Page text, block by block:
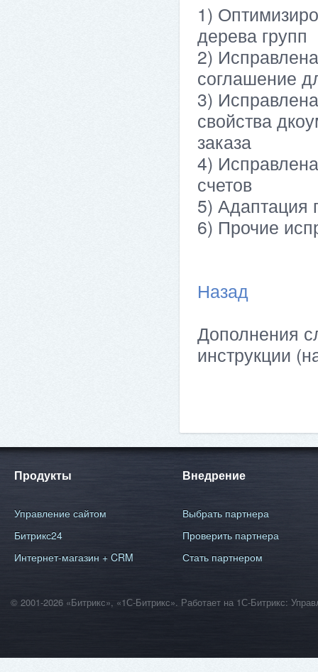
1)
дерева групп
2)
соглашение
3)
свойства
заказа
4)
счетов
5) Адаптация
6) Прочие
Назад
Дополнения
инструкции
Продукты
Управление сайтом
Битрикс24
Интернет-магазин + CRM
Внедрение
Выбрать партнера
Проверить партнера
Стать партнером
© 2001-2026 «Битрикс», «1С-Битрикс». Работает на 1С-Битрикс: